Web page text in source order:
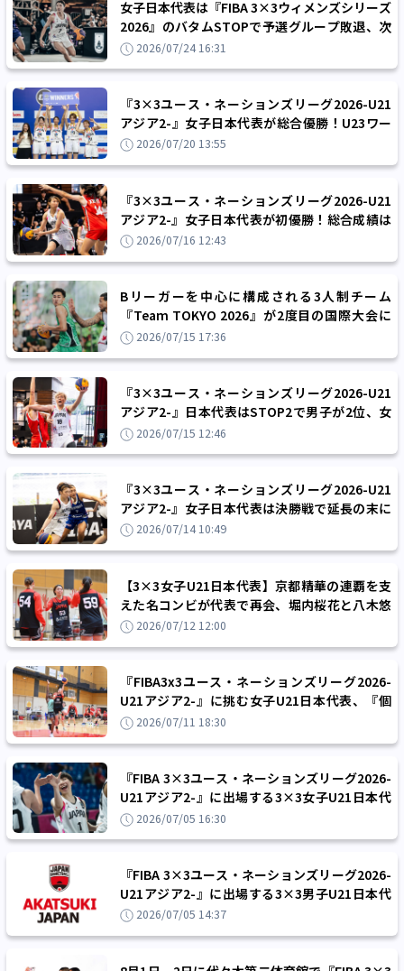
女子日本代表は『FIBA 3×3ウィメンズシリーズ
2026』のバタムSTOPで予選グループ敗退、次
戦の東京開催で巻き返しを図る
2026/07/24 16:31
『3×3ユース・ネーションズリーグ2026-U21
アジア2-』女子日本代表が総合優勝！U23ワー
ルドカップへの出場権を獲得
2026/07/20 13:55
『3×3ユース・ネーションズリーグ2026-U21
アジア2-』女子日本代表が初優勝！総合成績は
1位と20ポイント差の2位で3日目を終える
2026/07/16 12:43
Bリーガーを中心に構成される3人制チーム
『Team TOKYO 2026』が2度目の国際大会に
挑む、長谷川比源と江原信太朗が再選
2026/07/15 17:36
『3×3ユース・ネーションズリーグ2026-U21
アジア2-』日本代表はSTOP2で男子が2位、女
子が3位とダブル表彰台入りを達成
2026/07/15 12:46
『3×3ユース・ネーションズリーグ2026-U21
アジア2-』女子日本代表は決勝戦で延長の末に
敗れSTOP1を2位でフィニッシュ
2026/07/14 10:49
【3×3女子U21日本代表】京都精華の連覇を支
えた名コンビが代表で再会、堀内桜花と八木悠
香の「阿吽の呼吸」で優勝へ
2026/07/12 12:00
『FIBA3x3ユース・ネーションズリーグ2026-
U21アジア2-』に挑む女子U21日本代表、『個
の融合』で総合優勝を目指す
2026/07/11 18:30
『FIBA 3×3ユース・ネーションズリーグ2026-
U21アジア2-』に出場する3×3女子U21日本代
表、八木悠香や堀内桜花ら5名が選出
2026/07/05 16:30
『FIBA 3×3ユース・ネーションズリーグ2026-
U21アジア2-』に出場する3×3男子U21日本代
表、北海道の内藤ら5名が選出
2026/07/05 14:37